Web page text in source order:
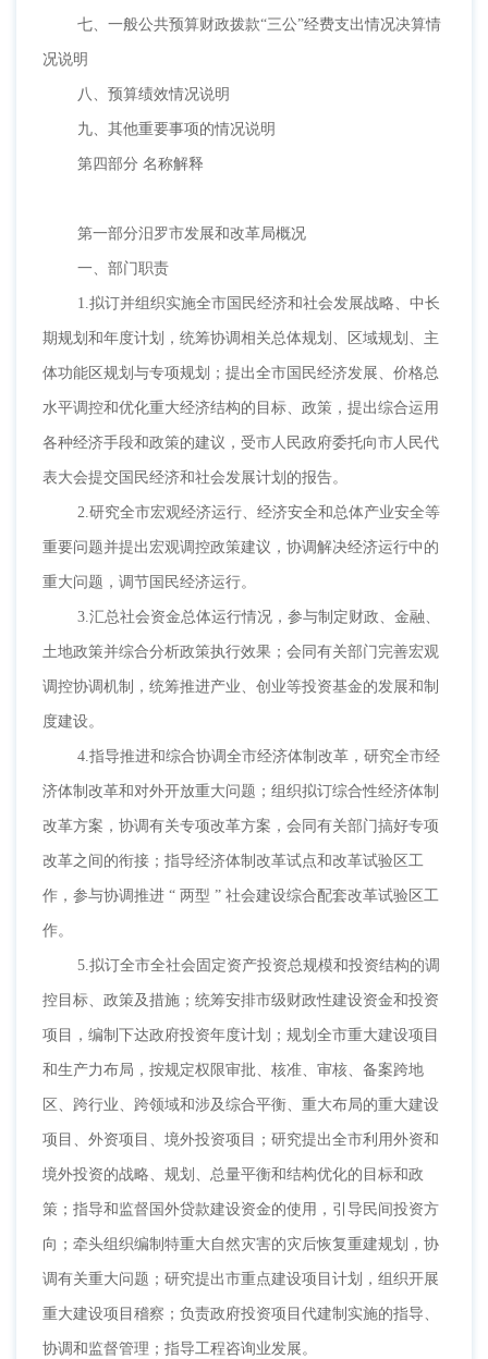
七、一般公共预算财政拨款“三公”经费支出情况决算情
况说明
八、预算绩效情况说明
九、其他重要事项的情况说明
第四部分 名称解释
第一部分汨罗市发展和改革局概况
一、部门职责
1.拟订并组织实施全市国民经济和社会发展战略、中长
期规划和年度计划，统筹协调相关总体规划、区域规划、主
体功能区规划与专项规划；提出全市国民经济发展、价格总
水平调控和优化重大经济结构的目标、政策，提出综合运用
各种经济手段和政策的建议，受市人民政府委托向市人民代
表大会提交国民经济和社会发展计划的报告。
2.研究全市宏观经济运行、经济安全和总体产业安全等
重要问题并提出宏观调控政策建议，协调解决经济运行中的
重大问题，调节国民经济运行。
3.汇总社会资金总体运行情况，参与制定财政、金融、
土地政策并综合分析政策执行效果；会同有关部门完善宏观
调控协调机制，统筹推进产业、创业等投资基金的发展和制
度建设。
4.指导推进和综合协调全市经济体制改革，研究全市经
济体制改革和对外开放重大问题；组织拟订综合性经济体制
改革方案，协调有关专项改革方案，会同有关部门搞好专项
改革之间的衔接；指导经济体制改革试点和改革试验区工
作，参与协调推进 “ 两型 ” 社会建设综合配套改革试验区工
作。
5.拟订全市全社会固定资产投资总规模和投资结构的调
控目标、政策及措施；统筹安排市级财政性建设资金和投资
项目，编制下达政府投资年度计划；规划全市重大建设项目
和生产力布局，按规定权限审批、核准、审核、备案跨地
区、跨行业、跨领域和涉及综合平衡、重大布局的重大建设
项目、外资项目、境外投资项目；研究提出全市利用外资和
境外投资的战略、规划、总量平衡和结构优化的目标和政
策；指导和监督国外贷款建设资金的使用，引导民间投资方
向；牵头组织编制特重大自然灾害的灾后恢复重建规划，协
调有关重大问题；研究提出市重点建设项目计划，组织开展
重大建设项目稽察；负责政府投资项目代建制实施的指导、
协调和监督管理；指导工程咨询业发展。